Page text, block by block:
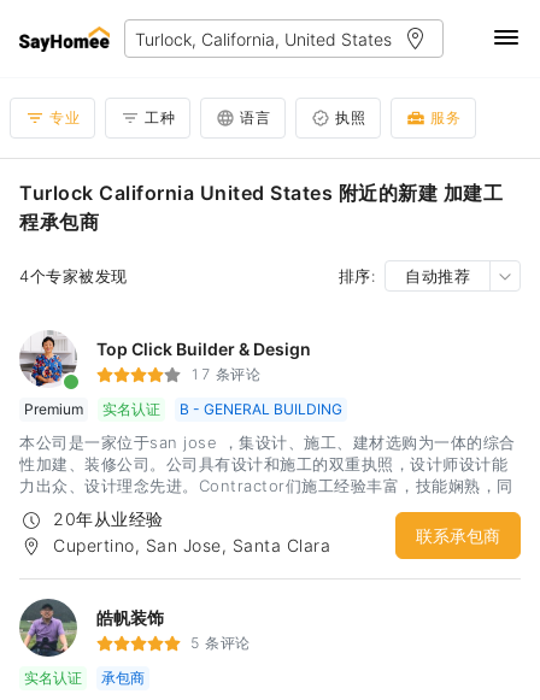
专业 工种 语言 执照 服务
Turlock California United States 附近的新建 加建工
程承包商
4个专家被发现 排序: 自动推荐
Top Click Builder & Design
17 条评论
Premium
实名认证 B - GENERAL BUILDING
本公司是一家位于san jose ，集设计、施工、建材选购为一体的综合
性加建、装修公司。公司具有设计和施工的双重执照，设计师设计能
力出众、设计理念先进。Contractor们施工经验丰富，技能娴熟，同
时熟悉city code，能够快速用过inspection。本公司本着服务至上的
原则，为湾区的广大用户提供了近20年的房屋装修改造服务。 通过多
年坚持不懈的努力，我们与很多知名的建材家居厂商也建立了合作关
恼，不在为每一个工程阶段寻找合适人选而头痛，不在为施工质量潜
在风险而承担压力。Top Click Builder & Design ，向您提供贴心的
服务。希望有兴趣的广大客户，欢迎来电咨询，我们提供免费报价咨
询服务。
20年从业经验
Cupertino, San Jose, Santa Clara
联系承包商
皓帆装饰
5 条评论
实名认证
承包商